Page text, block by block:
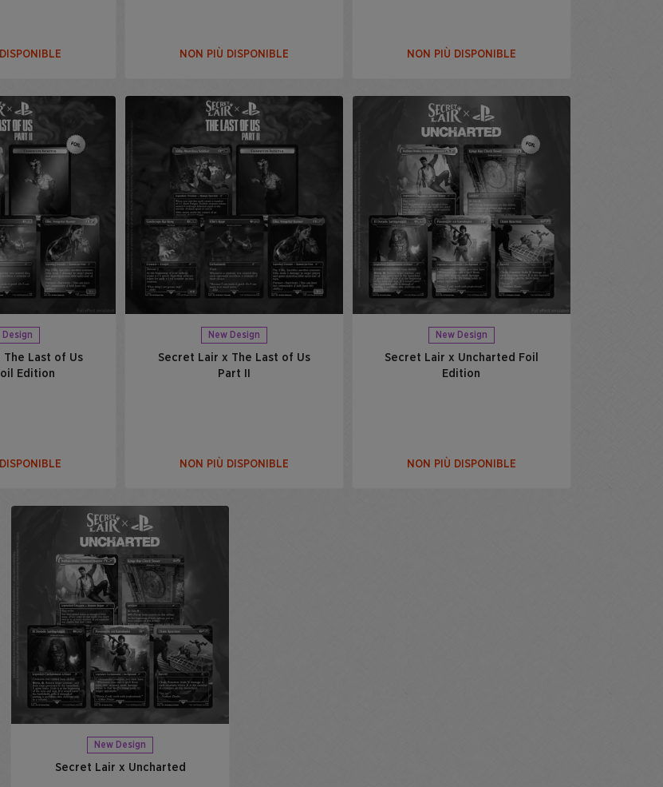
NON PIÙ DISPONIBLE NON PIÙ DISPONIBLE
Design
Last of Us
Edition
New Design
Secret Lair x The Last of Us
Part II
NON PIÙ DISPONIBLE
New Design
Secret Lair x Uncharted Foil
Edition
NON PIÙ DISPONIBLE
New Design
Secret Lair x Uncharted